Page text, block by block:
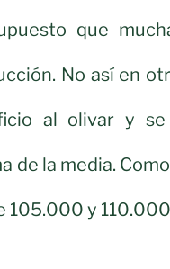
que
No así en
al olivar y
de la media.
105.000 y